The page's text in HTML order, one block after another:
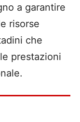
a garantire
risorse
che
prestazioni